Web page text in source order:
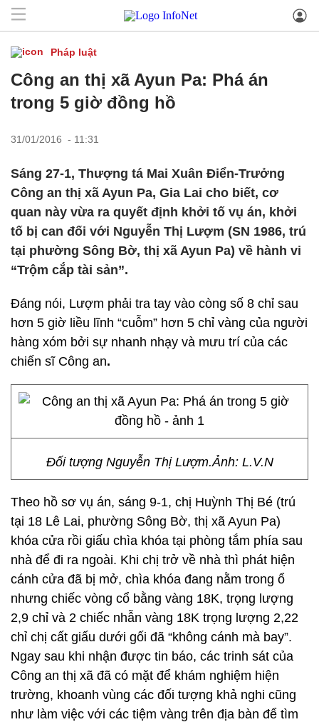
Pháp luật
Công an thị xã Ayun Pa: Phá án
trong 5 giờ đồng hồ
31/01/2016 - 11:31
Sáng 27-1, Thượng tá Mai Xuân Điển-Trưởng
Công an thị xã Ayun Pa, Gia Lai cho biết, cơ
quan này vừa ra quyết định khởi tố vụ án, khởi
tố bị can đối với Nguyễn Thị Lượm (SN 1986, trú
tại phường Sông Bờ, thị xã Ayun Pa) về hành vi
“Trộm cắp tài sản”.
Đáng nói, Lượm phải tra tay vào còng số 8 chỉ sau
hơn 5 giờ liều lĩnh “cuỗm” hơn 5 chỉ vàng của người
hàng xóm bởi sự nhanh nhạy và mưu trí của các
chiến sĩ Công an.
Đối tượng Nguyễn Thị Lượm.Ảnh: L.V.N
Theo hồ sơ vụ án, sáng 9-1, chị Huỳnh Thị Bé (trú
tại 18 Lê Lai, phường Sông Bờ, thị xã Ayun Pa)
khóa cửa rồi giấu chìa khóa tại phòng tắm phía sau
nhà để đi ra ngoài. Khi chị trở về nhà thì phát hiện
cánh cửa đã bị mở, chìa khóa đang nằm trong ổ
nhưng chiếc vòng cổ bằng vàng 18K, trọng lượng
2,9 chỉ và 2 chiếc nhẫn vàng 18K trọng lượng 2,22
chỉ chị cất giấu dưới gối đã “không cánh mà bay”.
Ngay sau khi nhận được tin báo, các trinh sát của
Công an thị xã đã có mặt để khám nghiệm hiện
trường, khoanh vùng các đối tượng khả nghi cũng
như làm việc với các tiệm vàng trên địa bàn để tìm